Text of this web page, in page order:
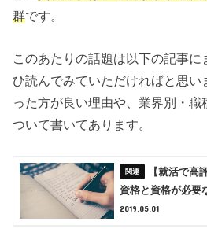
群です。
このあたりの話題は以下の記事
ひ読んでみていただければと思い
った方が良い理由や、業界別・職
ついて書いてあります。
【就活で高
資格と資格が必要
2019.05.01